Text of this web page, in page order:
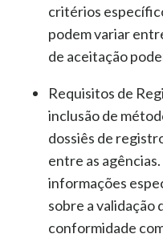
critérios
podem variar
de aceitação
Requisitos de
inclusão de
dossiês de
entre as
informações
sobre a validação
conformidade